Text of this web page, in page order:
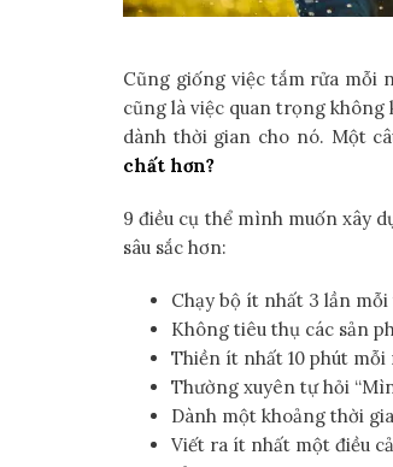
Cũng giống việc tắm rửa mỗi
cũng là việc quan trọng
dành thời gian cho nó. Một
chất hơn?
9 điều cụ thể mình muốn xây
sâu sắc hơn:
Chạy bộ ít nhất 3 lần
Không tiêu thụ các sản
Thiền ít nhất 10 phút mỗi
Thường xuyên tự hỏi
Dành một khoảng thời
Viết ra ít nhất một điều